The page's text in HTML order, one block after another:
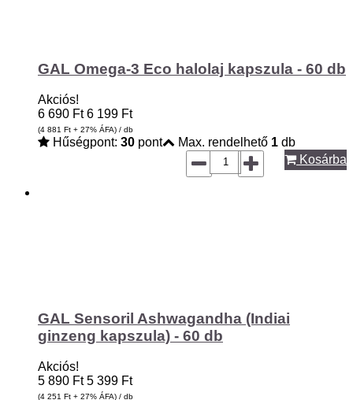
GAL Omega-3 Eco halolaj kapszula - 60 db
Akciós!
6 690 Ft 6 199 Ft
(4 881 Ft + 27% ÁFA) / db
Hűségpont: 30 pont Max. rendelhető 1 db
Kosárba
GAL Sensoril Ashwagandha (Indiai
ginzeng kapszula) - 60 db
Akciós!
5 890 Ft 5 399 Ft
(4 251 Ft + 27% ÁFA) / db